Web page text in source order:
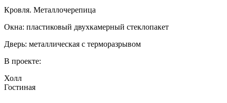
Кровля. Металлочерепица
Окна: пластиковый двухкамерный стеклопакет
Дверь: металлическая с терморазрывом
В проекте:
Холл
Гостиная